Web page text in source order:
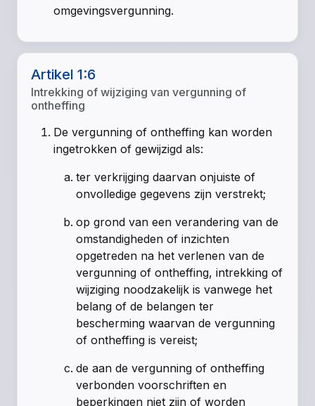
omgevingsvergunning.
Artikel 1:6
Intrekking of wijziging van vergunning of
ontheffing
De vergunning of ontheffing kan worden
ingetrokken of gewijzigd als:
ter verkrijging daarvan onjuiste of
onvolledige gegevens zijn verstrekt;
op grond van een verandering van de
omstandigheden of inzichten
opgetreden na het verlenen van de
vergunning of ontheffing, intrekking of
wijziging noodzakelijk is vanwege het
belang of de belangen ter
bescherming waarvan de vergunning
of ontheffing is vereist;
de aan de vergunning of ontheffing
verbonden voorschriften en
beperkingen niet zijn of worden